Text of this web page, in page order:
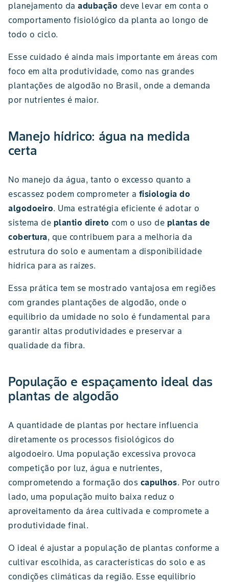
planejamento da adubação deve levar em conta o
comportamento fisiológico da planta ao longo de
todo o ciclo.
Esse cuidado é ainda mais importante em áreas com
foco em alta produtividade, como nas grandes
plantações de algodão no Brasil, onde a demanda
por nutrientes é maior.
Manejo hídrico: água na medida
certa
No manejo da água, tanto o excesso quanto a
escassez podem comprometer a fisiologia do
algodoeiro. Uma estratégia eficiente é adotar o
sistema de plantio direto com o uso de plantas de
cobertura, que contribuem para a melhoria da
estrutura do solo e aumentam a disponibilidade
hídrica para as raízes.
Essa prática tem se mostrado vantajosa em regiões
com grandes plantações de algodão, onde o
equilíbrio da umidade no solo é fundamental para
garantir altas produtividades e preservar a
qualidade da fibra.
População e espaçamento ideal das
plantas de algodão
A quantidade de plantas por hectare influencia
diretamente os processos fisiológicos do
algodoeiro. Uma população excessiva provoca
competição por luz, água e nutrientes,
comprometendo a formação dos capulhos. Por outro
lado, uma população muito baixa reduz o
aproveitamento da área cultivada e compromete a
produtividade final.
O ideal é ajustar a população de plantas conforme a
cultivar escolhida, as características do solo e as
condições climáticas da região. Esse equilíbrio